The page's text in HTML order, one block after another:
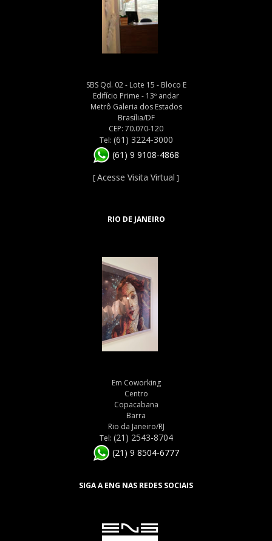
SBS Qd. 02 - Lote 15 - Bloco E
Edifício Prime - 13º andar
Metrô Galeria dos Estados
Brasília/DF
CEP: 70.070-120
Tel: (61) 3224-3000
(61) 9 9108-4868
[Acesse Visita Virtual ]
RIO DE JANEIRO
Em Coworking
Centro
Copacabana
Barra
Rio da Janeiro/RJ
Tel: (21) 2543-8704
(21) 9 8504-6777
SIGA A ENG NAS REDES SOCIAIS